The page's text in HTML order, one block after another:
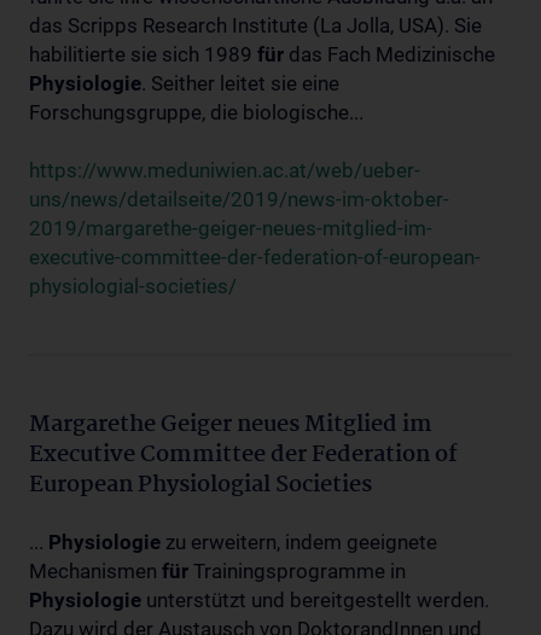
das Scripps Research Institute (La Jolla, USA). Sie
habilitierte sie sich 1989 für das Fach Medizinische
Physiologie. Seither leitet sie eine
Forschungsgruppe, die biologische...
https://www.meduniwien.ac.at/web/ueber-
uns/news/detailseite/2019/news-im-oktober-
2019/margarethe-geiger-neues-mitglied-im-
executive-committee-der-federation-of-european-
physiologial-societies/
Margarethe Geiger neues Mitglied im
Executive Committee der Federation of
European Physiologial Societies
... Physiologie zu erweitern, indem geeignete
Mechanismen für Trainingsprogramme in
Physiologie unterstützt und bereitgestellt werden.
Dazu wird der Austausch von DoktorandInnen und